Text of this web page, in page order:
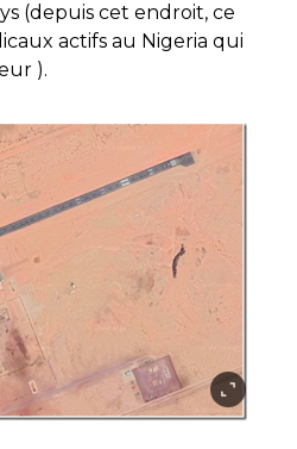
(depuis cet endroit, ce
actifs au Nigeria qui
).